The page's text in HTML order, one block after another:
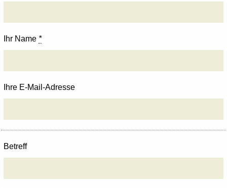
Ihr Name *
Ihre E-Mail-Adresse
Betreff